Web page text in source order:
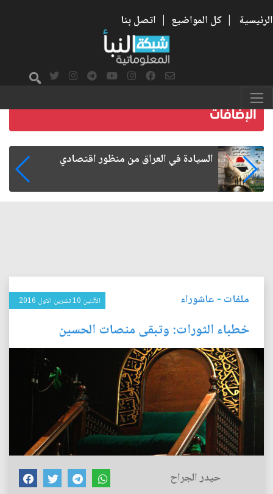
الرئيسية | كل المواضيع | اتصل بنا
ما بعد الأربعين.. كيف اتسعت الزيارة من هويتها
ملفات - عاشوراء الأثنين 10 تشرين الاول 2016
خطباء الثورات: وتبقى منصات الحسين
حيدر الجراح